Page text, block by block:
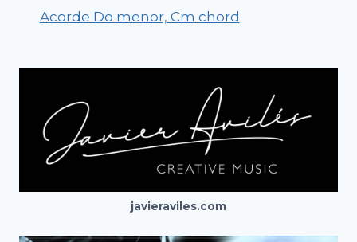
Acorde Do menor, Cm chord
javieraviles.com